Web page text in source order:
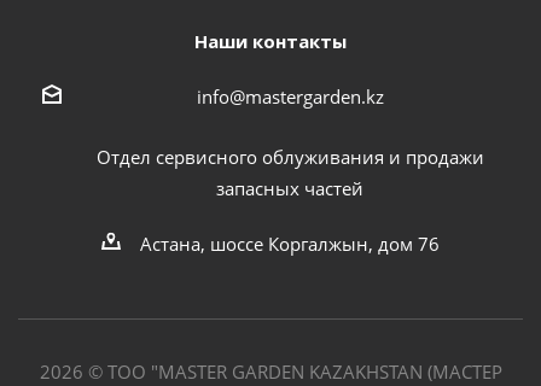
Наши контакты
info@mastergarden.kz
Отдел сервисного облуживания и продажи
запасных частей
Астана, шоссе Коргалжын, дом 76
2026 © ТОО "MASTER GARDEN KAZAKHSTAN (МАСТЕР